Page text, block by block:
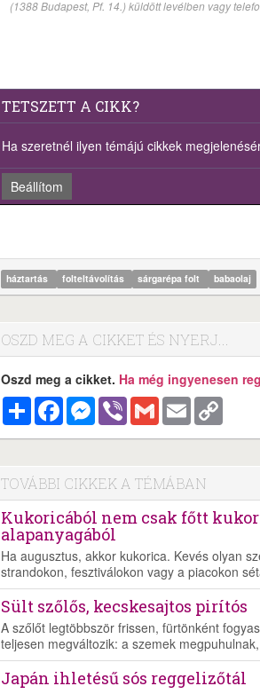
(1388 Budapest, Pf. 14.) küldött levélben vagy
TETSZETT A CIKK?
Ha szeretnél ilyen témájú cikkek
Beállítom
háztartás folteltávolítás sárgarépa folt babaolaj
OSZD MEG A CIKKET ÉS NYERJ...
Oszd meg a cikket. Ha még ingyenesen
MegosztásFacebookMessenger
Viber Gmail Email
TOVÁBBI CIKKEK A TÉMÁBAN
Kukoricából nem csak főtt
alapanyagából
Ha augusztus, akkor kukorica. Kevés olyan
strandokon, fesztiválokon vagy a piacokon
Sült szőlős, kecskesajtos pirítós
A szőlőt legtöbbször frissen, fürtönként
teljesen megváltozik: a szemek
Japán ihletésű sós reggelizőtál